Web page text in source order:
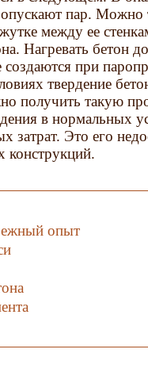
пар. Можно
между ее
Нагревать бетон
при
твердение
получить такую
в нормальных
затрат. Это его
конструкций.
опыт